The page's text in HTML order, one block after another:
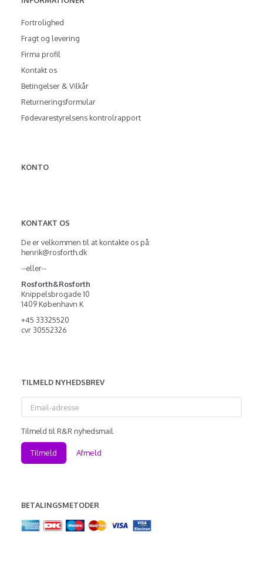
Fortrolighed
Fragt og levering
Firma profil
Kontakt os
Betingelser & Vilkår
Returneringsformular
Fødevarestyrelsens kontrolrapport
KONTO
KONTAKT OS
De er velkommen til at kontakte os på:
henrik@rosforth.dk
--eller--
Rosforth&Rosforth
Knippelsbrogade 10
1409 København K
+45 33325520
cvr 30552326
TILMELD NYHEDSBREV
adresse
Tilmeld til R&R nyhedsmail
Tilmeld Afmeld
BETALINGSMETODER